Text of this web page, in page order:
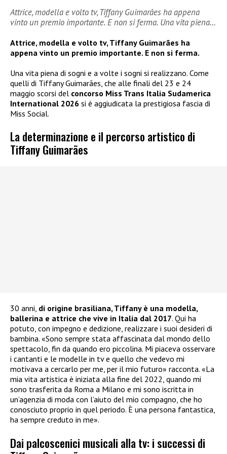
Attrice, modella e volto tv, Tiffany Guimarães ha appena
vinto un premio importante. E non si ferma. Una vita piena…
Attrice, modella e volto tv, Tiffany Guimarães ha
appena vinto un premio importante. E non si ferma.
Una vita piena di sogni e a volte i sogni si realizzano. Come
quelli di Tiffany Guimarães, che alle finali del 23 e 24
maggio scorsi del concorso Miss Trans Italia Sudamerica
International 2026 si è aggiudicata la prestigiosa fascia di
Miss Social.
La determinazione e il percorso artistico di
Tiffany Guimarães
30 anni, di origine brasiliana, Tiffany è una modella,
ballerina e attrice che vive in Italia dal 2017. Qui ha
potuto, con impegno e dedizione, realizzare i suoi desideri di
bambina. «Sono sempre stata affascinata dal mondo dello
spettacolo, fin da quando ero piccolina. Mi piaceva osservare
i cantanti e le modelle in tv e quello che vedevo mi
motivava a cercarlo per me, per il mio futuro» racconta. «La
mia vita artistica è iniziata alla fine del 2022, quando mi
sono trasferita da Roma a Milano e mi sono iscritta in
un’agenzia di moda con l’aiuto del mio compagno, che ho
conosciuto proprio in quel periodo. È una persona fantastica,
ha sempre creduto in me».
Dai palcoscenici musicali alla tv: i successi di